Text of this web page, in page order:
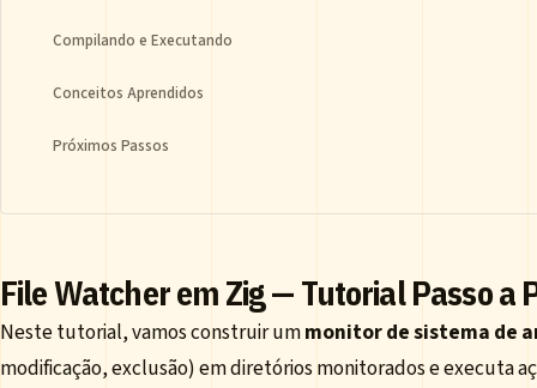
Compilando e Executando
Conceitos Aprendidos
Próximos Passos
File Watcher em Zig — Tutorial Passo a
Neste tutorial, vamos construir ummonitor de sistema de
modificação, exclusão) em diretórios monitorados e executa